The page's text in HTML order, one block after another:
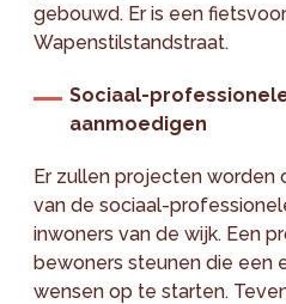
gebouwd. Er is een
Wapenstilstandstraat.
Sociaal-
aanmoedigen
Er zullen projecten
van de sociaal-
inwoners van de wijk. Een
bewoners steunen die een
wensen op te starten.